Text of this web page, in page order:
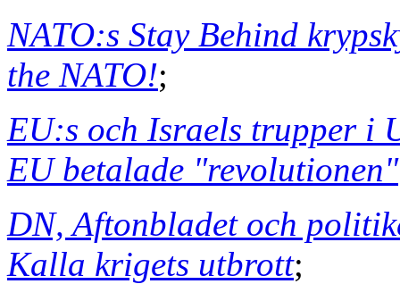
NATO:s Stay Behind
the NATO!;
EU:s och Israels trupper i
EU betalade "revolutionen"
DN, Aftonbladet och
Kalla krigets utbrott;